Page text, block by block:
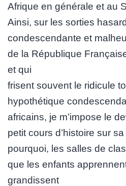
Afrique en générale et au
Ainsi, sur les sorties
condescendante et
de la République
et qui
frisent souvent le ridicule
hypothétique
africains, je m’impose le
petit cours d’histoire sur
pourquoi, les salles de
que les enfants
grandissent